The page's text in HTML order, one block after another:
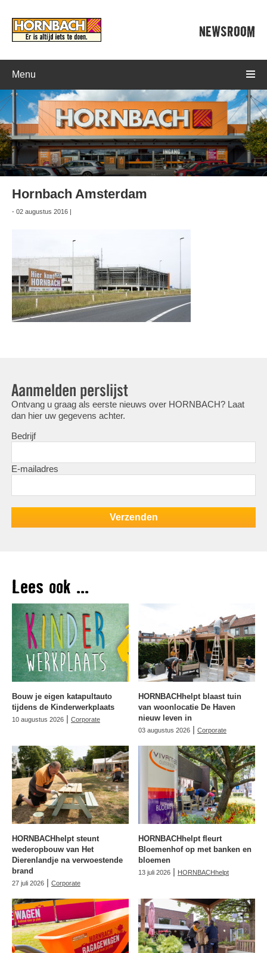
NEWSROOM
Menu
Hornbach Amsterdam
- 02 augustus 2016 |
Aanmelden perslijst
Ontvang u graag als eerste nieuws over HORNBACH? Laat
dan hier uw gegevens achter.
Bedrijf
E-mailadres
Lees ook ...
Bouw je eigen katapultauto
tijdens de Kinderwerkplaats
10 augustus 2026 | Corporate
HORNBACHhelpt blaast tuin
van woonlocatie De Haven
nieuw leven in
03 augustus 2026 | Corporate
HORNBACHhelpt steunt
wederopbouw van Het
Dierenlandje na verwoestende
brand
27 juli 2026 | Corporate
HORNBACHhelpt fleurt
Bloemenhof op met banken en
bloemen
13 juli 2026 | HORNBACHhelpt